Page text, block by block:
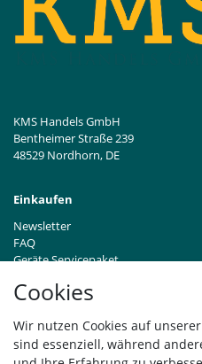
Cookies
Wir nutzen Cookies auf
sind essenziell, während
KMS Handels GmbH
Bentheimer Straße 239
48529 Nordhorn, DE
Einkaufen
Newsletter
FAQ
Geräte Servicepaket
Händleranfragen B2B
Widerrufsrecht
Vertrag widerrufen